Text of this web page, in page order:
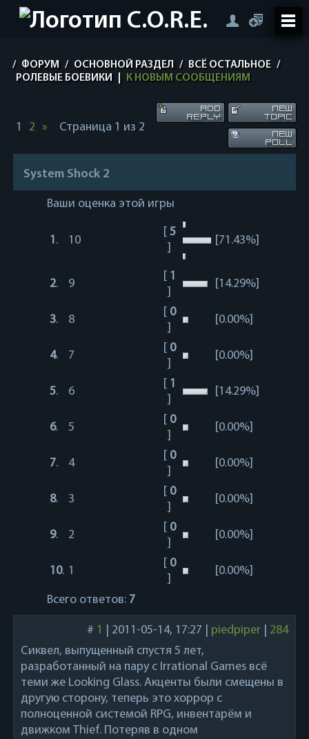
/ ФОРУМ / ОСНОВНОЙ РАЗДЕЛ / ВСЁ ОСТАЛЬНОЕ /
РОЛЕВЫЕ БОЕВИКИ
К НОВЫМ СООБЩЕНИЯМ
Страница 1 из 2
1 2 »
System Shock 2
Ваши оценка этой игры
1. 10
[ 5
]
[71.43%]
2. 9
[ 1
]
[14.29%]
3. 8
[ 0
]
[0.00%]
4. 7
[ 0
]
[0.00%]
5. 6
[ 1
]
[14.29%]
6. 5
[ 0
]
[0.00%]
7. 4
[ 0
]
[0.00%]
8. 3
[ 0
]
[0.00%]
9. 2
[ 0
]
[0.00%]
10. 1
[ 0
]
[0.00%]
Всего ответов: 7
# 1 2011-05-14, 17:27 piedpiper| 284
Сиквел, выпущенный спустя 5 лет,
разработанный на пару с Irrational Games всё
теми же Looking Glass. Акценты были смещены в
другую сторону, теперь это хоррор с
полноценной системой RPG, инвентарём и
движком Thief. Потеряв в одном